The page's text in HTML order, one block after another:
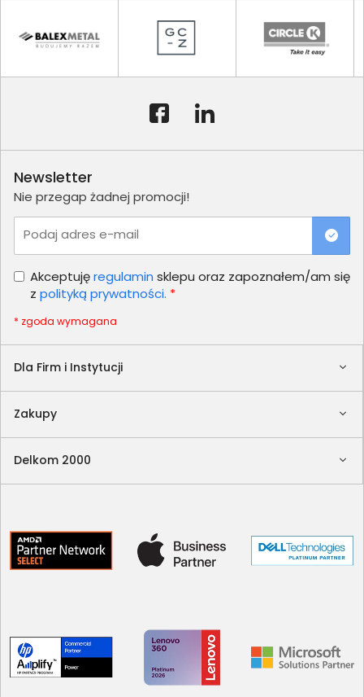
Dla Firm i Instytucji
Zakupy
Delkom 2000
Newsletter
Nie przegap żadnej promocji!
Podaj adres e-mail
Akceptujęregulamin sklepu oraz zapoznałem/am się
z polityką prywatności. *
* zgoda wymagana